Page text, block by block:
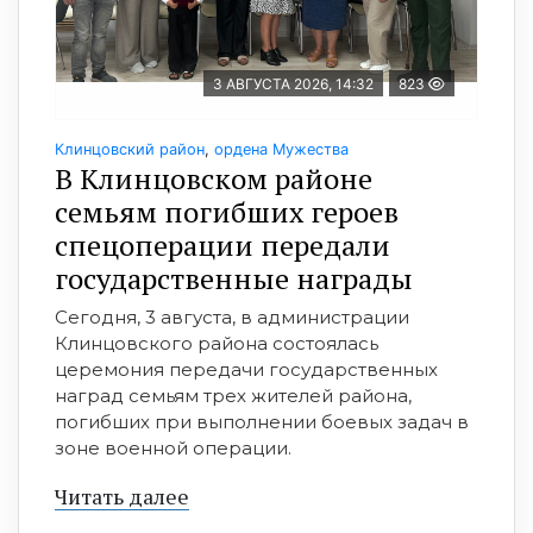
3 АВГУСТА 2026, 14:32 823
Клинцовский район, ордена Мужества
В Клинцовском районе
семьям погибших героев
спецоперации передали
государственные награды
Сегодня, 3 августа, в администрации
Клинцовского района состоялась
церемония передачи государственных
наград семьям трех жителей района,
погибших при выполнении боевых задач в
зоне военной операции.
Читать далее